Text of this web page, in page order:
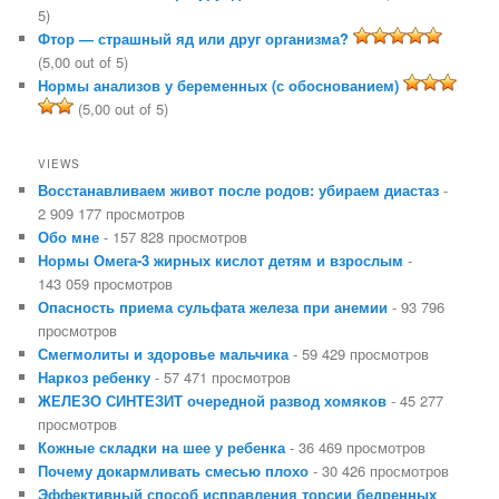
5)
Фтор — страшный яд или друг организма?
(5,00 out of 5)
Нормы анализов у беременных (с обоснованием)
(5,00 out of 5)
VIEWS
Восстанавливаем живот после родов: убираем диастаз -
2 909 177 просмотров
Обо мне - 157 828 просмотров
Нормы Омега-3 жирных кислот детям и взрослым -
143 059 просмотров
Опасность приема сульфата железа при анемии - 93 796
просмотров
Смегмолиты и здоровье мальчика- 59 429 просмотров
Наркоз ребенку - 57 471 просмотров
ЖЕЛЕЗО СИНТЕЗИТ очередной развод хомяков - 45 277
просмотров
Кожные складки на шее у ребенка- 36 469 просмотров
Почему докармливать смесью плохо - 30 426 просмотров
Эффективный способ исправления торсии бедренных